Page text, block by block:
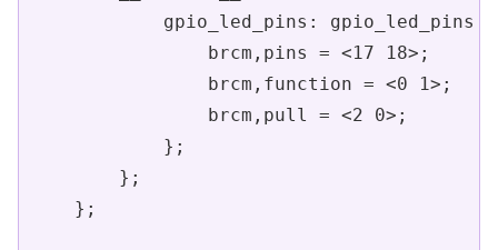
            gpio_led_pins: gpio_led_pins {
                brcm,pins = <17 18>;
                brcm,function = <0 1>;
                brcm,pull = <2 0>;
            };
        };
    };